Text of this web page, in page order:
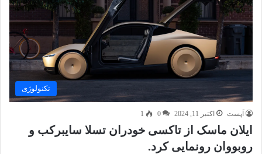
تکنولوژی
اَپست اکتبر 11, 2024 0
1
ایلان ماسک از تاکسی خودران تسلا سایبرکب و
روبووان رونمایی کرد.